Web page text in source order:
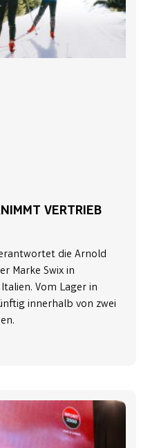
VERTRIEB
die Arnold
Marke Swix in
Vom Lager in
innerhalb von zwei